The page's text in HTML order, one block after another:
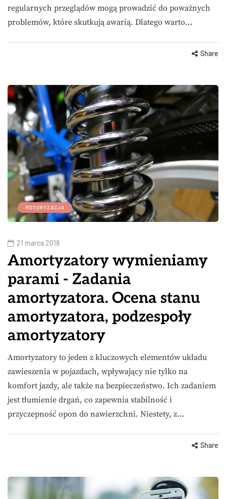
regularnych przeglądów mogą prowadzić do poważnych
problemów, które skutkują awarią. Dlatego warto…
Share
MOTORYZACJA
21 marca 2018
Amortyzatory wymieniamy
parami - Zadania
amortyzatora. Ocena stanu
amortyzatora, podzespoły
amortyzatory
Amortyzatory to jeden z kluczowych elementów układu
zawieszenia w pojazdach, wpływający nie tylko na
komfort jazdy, ale także na bezpieczeństwo. Ich zadaniem
jest tłumienie drgań, co zapewnia stabilność i
przyczepność opon do nawierzchni. Niestety, z…
Share